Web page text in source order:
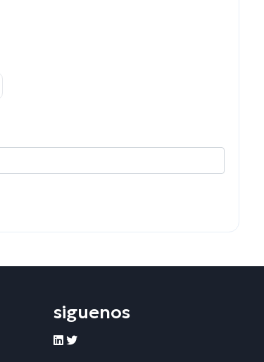
siguenos